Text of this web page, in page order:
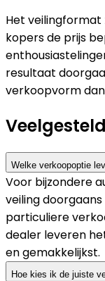
Het
kopers de prijs
resultaat
verkoopvorm
Welke verkoopoptie
Voor bijzondere
veiling
particuliere
dealer leveren
en gemakkelijkst.
Hoe kies ik de juiste